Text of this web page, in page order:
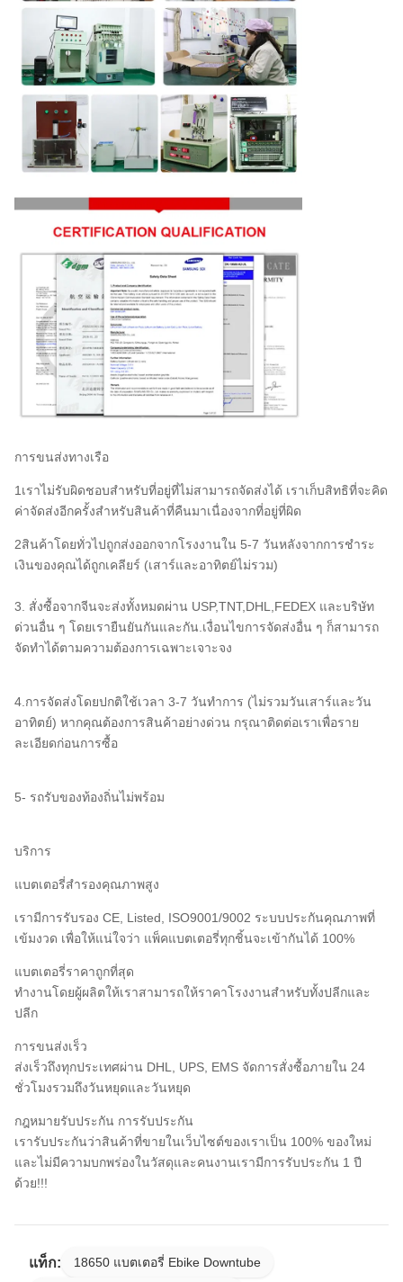
การขนส่งทางเรือ
1เราไม่รับผิดชอบสําหรับที่อยู่ที่ไม่สามารถจัดส่งได้ เราเก็บสิทธิที่จะคิด
ค่าจัดส่งอีกครั้งสําหรับสินค้าที่คืนมาเนื่องจากที่อยู่ที่ผิด
2สินค้าโดยทั่วไปถูกส่งออกจากโรงงานใน 5-7 วันหลังจากการชําระ
เงินของคุณได้ถูกเคลียร์ (เสาร์และอาทิตย์ไม่รวม)
3. สั่งซื้อจากจีนจะส่งทั้งหมดผ่าน USP,TNT,DHL,FEDEX และบริษัท
ด่วนอื่น ๆ โดยเรายืนยันกันและกัน.เงื่อนไขการจัดส่งอื่น ๆ ก็สามารถ
จัดทําได้ตามความต้องการเฉพาะเจาะจง
4.การจัดส่งโดยปกติใช้เวลา 3-7 วันทําการ (ไม่รวมวันเสาร์และวัน
อาทิตย์) หากคุณต้องการสินค้าอย่างด่วน กรุณาติดต่อเราเพื่อราย
ละเอียดก่อนการซื้อ
5- รถรับของท้องถิ่นไม่พร้อม
บริการ
แบตเตอรี่สํารองคุณภาพสูง
เรามีการรับรอง CE, Listed, ISO9001/9002 ระบบประกันคุณภาพที่
เข้มงวด เพื่อให้แน่ใจว่า แพ็คแบตเตอรี่ทุกชิ้นจะเข้ากันได้ 100%
แบตเตอรี่ราคาถูกที่สุด
ทํางานโดยผู้ผลิตให้เราสามารถให้ราคาโรงงานสําหรับทั้งปลีกและ
ปลีก
การขนส่งเร็ว
ส่งเร็วถึงทุกประเทศผ่าน DHL, UPS, EMS จัดการสั่งซื้อภายใน 24
ชั่วโมงรวมถึงวันหยุดและวันหยุด
กฎหมายรับประกัน การรับประกัน
เรารับประกันว่าสินค้าที่ขายในเว็บไซต์ของเราเป็น 100% ของใหม่
และไม่มีความบกพร่องในวัสดุและคนงานเรามีการรับประกัน 1 ปี
ด้วย!!!
แท็ก: 18650 แบตเตอรี่ Ebike Downtube